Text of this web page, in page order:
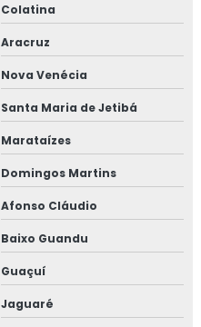
Colatina
Aracruz
Nova Venécia
Santa Maria de Jetibá
Marataízes
Domingos Martins
Afonso Cláudio
Baixo Guandu
Guaçuí
Jaguaré